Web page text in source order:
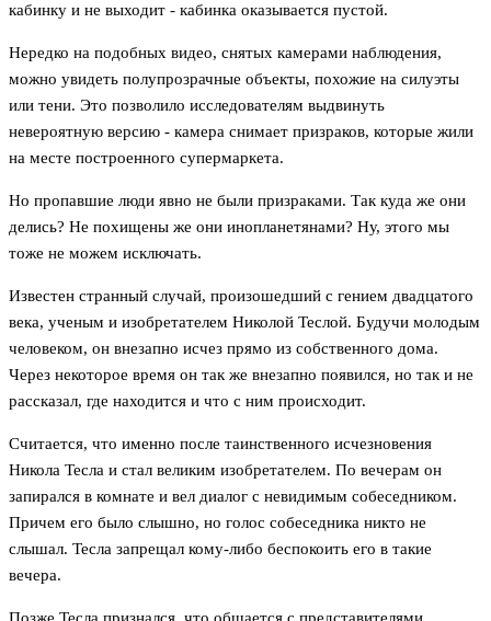
кабинку и не выходит - кабинка оказывается пустой.
Нередко на подобных видео, снятых камерами наблюдения,
можно увидеть полупрозрачные объекты, похожие на силуэты
или тени. Это позволило исследователям выдвинуть
невероятную версию - камера снимает призраков, которые жили
на месте построенного супермаркета.
Но пропавшие люди явно не были призраками. Так куда же они
делись? Не похищены же они инопланетянами? Ну, этого мы
тоже не можем исключать.
Известен странный случай, произошедший с гением двадцатого
века, ученым и изобретателем Николой Теслой. Будучи молодым
человеком, он внезапно исчез прямо из собственного дома.
Через некоторое время он так же внезапно появился, но так и не
рассказал, где находится и что с ним происходит.
Считается, что именно после таинственного исчезновения
Никола Тесла и стал великим изобретателем. По вечерам он
запирался в комнате и вел диалог с невидимым собеседником.
Причем его было слышно, но голос собеседника никто не
слышал. Тесла запрещал кому-либо беспокоить его в такие
вечера.